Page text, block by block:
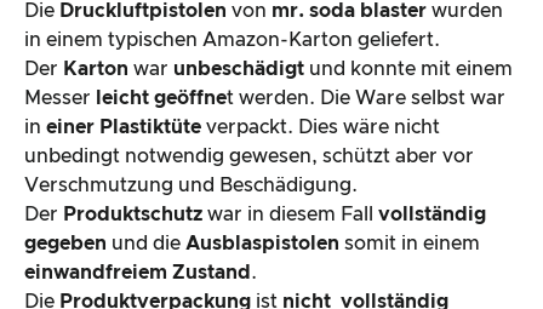
Die Druckluftpistolen von mr. soda blaster wurden
in einem typischen Amazon-Karton geliefert.
Der Karton war unbeschädigt und konnte mit einem
Messer
leicht geöffnet werden. Die Ware selbst war
in einer Plastiktüte verpackt. Dies wäre nicht
unbedingt notwendig gewesen, schützt aber vor
Verschmutzung und Beschädigung.
Der Produktschutz war in diesem Fall vollständig
gegeben und die Ausblaspistolen somit in einem
einwandfreiem Zustand .
Die Produktverpackung ist nicht vollständig